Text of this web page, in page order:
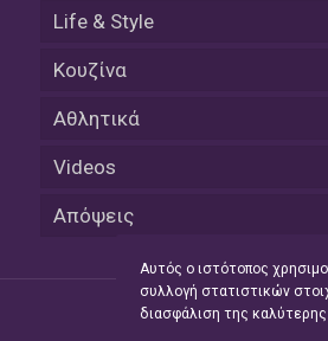
Life & Style
Κουζίνα
Αθλητικά
Videos
Απόψεις
Αυτός ο ιστότοπος
συλλογή στατιστικών
διασφάλιση της καλύτερης